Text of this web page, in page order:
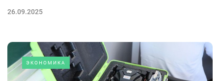
26.09.2025
ЭКОНОМИКА